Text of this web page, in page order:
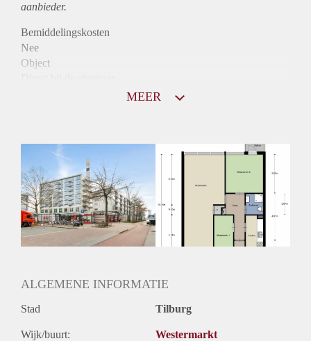
aanbieder.
Bemiddelingskosten
Nee
Object
Huurtoeslag
Niet mogelijk
Inkomen eis
3,0 X Maandhuur Bruto
Huurtermijn
Onbepaalde termijn
Oplevering
MEER
ALGEMENE INFORMATIE
Stad Tilburg
Wijk/buurt: Westermarkt